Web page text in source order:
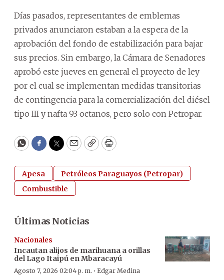
Días pasados, representantes de emblemas
privados anunciaron estaban a la espera de la
aprobación del fondo de estabilización para bajar
sus precios. Sin embargo, la Cámara de Senadores
aprobó este jueves en general el proyecto de ley
por el cual se implementan medidas transitorias
de contingencia para la comercialización del diésel
tipo III y nafta 93 octanos, pero solo con Petropar.
WhatsApp
Facebook
Twitter
EmailCopyPrint
Apesa
Petróleos Paraguayos (Petropar)
Combustible
Últimas Noticias
Nacionales
Incautan alijos de marihuana a orillas
del Lago Itaipú en Mbaracayú
Agosto 7, 2026 02:04 p. m. · Edgar Medina